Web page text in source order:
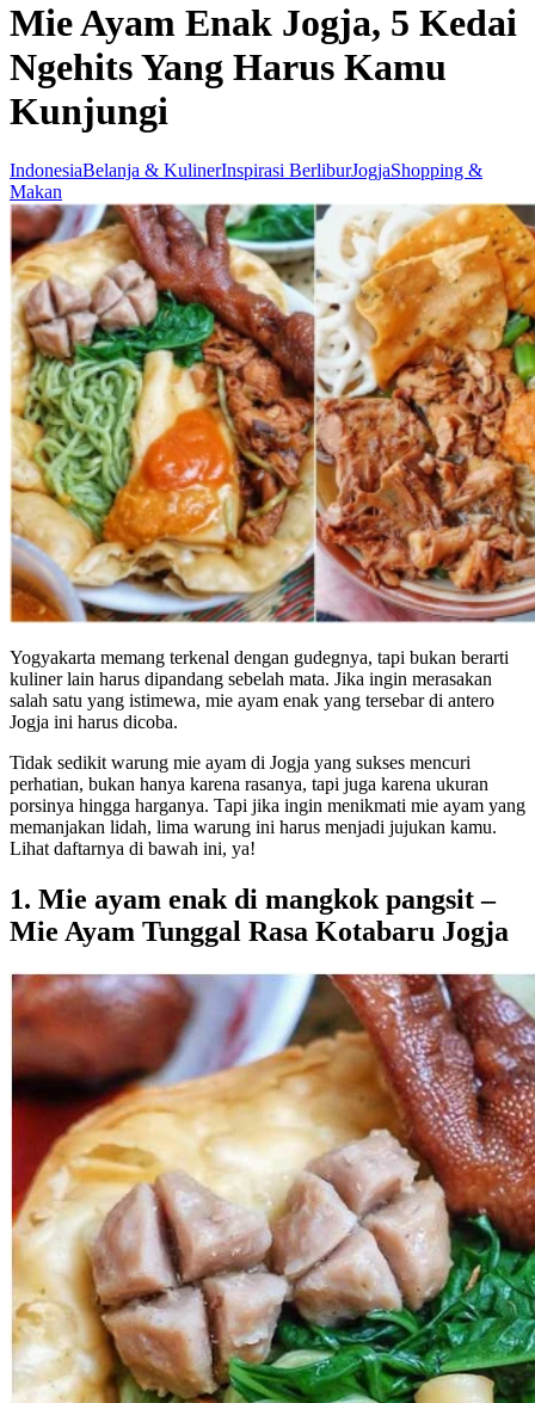
Mie Ayam Enak Jogja, 5 Kedai
Ngehits Yang Harus Kamu
Kunjungi
IndonesiaBelanja & KulinerInspirasi BerliburJogjaShopping &
Makan
Yogyakarta memang terkenal dengan gudegnya, tapi bukan berarti
kuliner lain harus dipandang sebelah mata. Jika ingin merasakan
salah satu yang istimewa, mie ayam enak yang tersebar di antero
Jogja ini harus dicoba.
Tidak sedikit warung mie ayam di Jogja yang sukses mencuri
perhatian, bukan hanya karena rasanya, tapi juga karena ukuran
porsinya hingga harganya. Tapi jika ingin menikmati mie ayam yang
memanjakan lidah, lima warung ini harus menjadi jujukan kamu.
Lihat daftarnya di bawah ini, ya!
1. Mie ayam enak di mangkok pangsit –
Mie Ayam Tunggal Rasa Kotabaru Jogja